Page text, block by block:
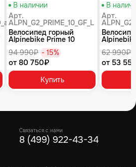
В наличии
Арт.
ALPN_G2_PRIME_10_GF_L
Велосипед горный
Alpinebike Prime 10
94 990₽ - 15%
от 80 750₽
Купить
В
Арт.
62 990₽
от 53
Связаться с нами
8 (499) 922-43-34